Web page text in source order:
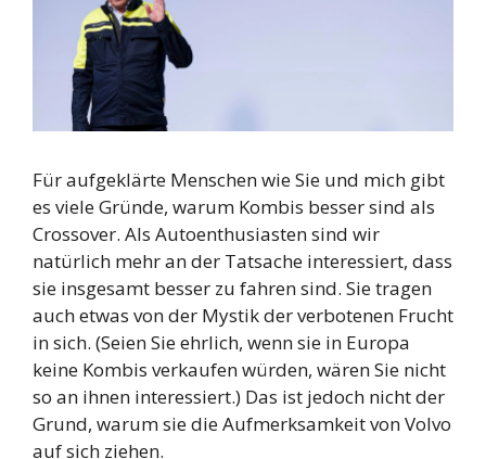
Für aufgeklärte Menschen wie Sie und mich gibt
es viele Gründe, warum Kombis besser sind als
Crossover. Als Autoenthusiasten sind wir
natürlich mehr an der Tatsache interessiert, dass
sie insgesamt besser zu fahren sind. Sie tragen
auch etwas von der Mystik der verbotenen Frucht
in sich. (Seien Sie ehrlich, wenn sie in Europa
keine Kombis verkaufen würden, wären Sie nicht
so an ihnen interessiert.) Das ist jedoch nicht der
Grund, warum sie die Aufmerksamkeit von Volvo
auf sich ziehen.